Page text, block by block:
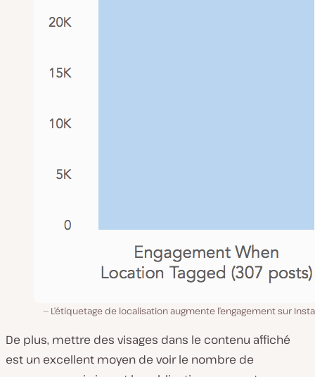
L’étiquetage de localisation augmente l’engagement sur
De plus, mettre des visages dans le contenu affiché
est un excellent moyen de voir le nombre de